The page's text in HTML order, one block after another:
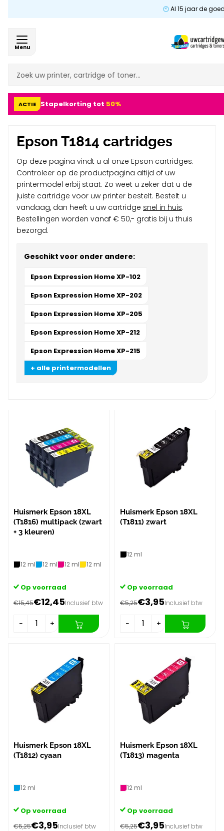
Al 15 jaar de
Menu
ACTIE Stapelkorting tot 50%
Epson T1814 cartridges
Op deze pagina vindt u al onze Epson cartridges.
Controleer op de productpagina altijd of uw
printermodel erbij staat. Zo weet u zeker dat u de
juiste cartridge voor uw printer bestelt. Bestelt u
vandaag, dan heeft u uw cartridge snel in huis.
Bestellingen worden vanaf € 50,- gratis bij u thuis
bezorgd.
Geschikt voor onder andere:
Epson Expression Home XP-102
Epson Expression Home XP-202
Epson Expression Home XP-205
Epson Expression Home XP-212
Epson Expression Home XP-215
+ alle printermodellen
Huismerk Epson 18XL
(T1816) multipack (zwart
+ 3 kleuren)
12 ml 12 ml 12 ml 12 ml
Op voorraad
€15,45€12,45Inclusief btw
− +
Huismerk Epson 18XL
(T1811) zwart
12 ml
Op voorraad
€5,25€3,95Inclusief btw
− +
Huismerk Epson 18XL
(T1812) cyaan
12 ml
Op voorraad
€5,25€3,95Inclusief btw
Huismerk Epson 18XL
(T1813) magenta
12 ml
Op voorraad
€5,25€3,95Inclusief btw